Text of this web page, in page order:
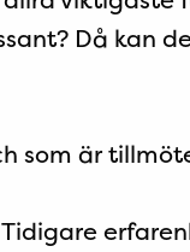
Då kan
som är
Tidigare